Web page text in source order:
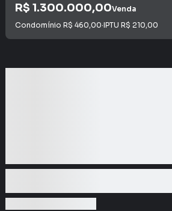
R$ 1.300.000,00Venda
Condomínio R$ 460,00·IPTU R$ 210,00